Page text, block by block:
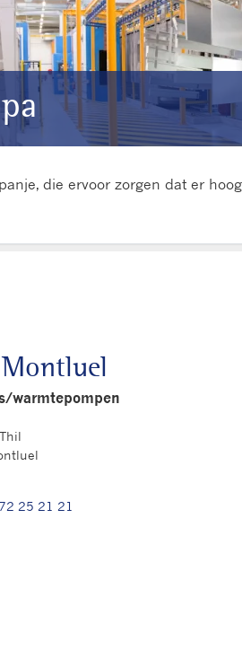
die ervoor zorgen dat er
warmtepompen
ons bellen
25 21 21